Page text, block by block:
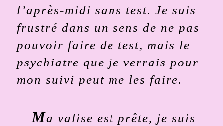
l’après-midi sans test. Je suis
frustré dans un sens de ne pas
pouvoir faire de test, mais le
psychiatre que je verrais pour
mon suivi peut me les faire.
Ma valise est prête, je suis